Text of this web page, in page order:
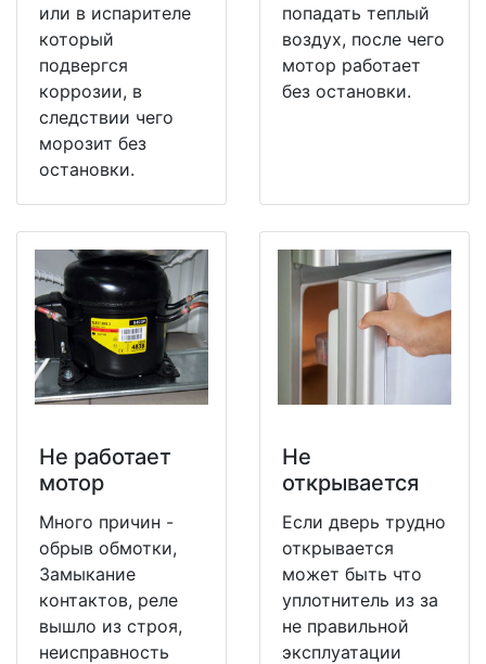
или в испарителе
который
подвергся
коррозии, в
следствии чего
морозит без
остановки.
попадать теплый
воздух, после чего
мотор работает
без остановки.
Не работает
мотор
Много причин -
обрыв обмотки,
Замыкание
контактов, реле
вышло из строя,
неисправность
Не
открывается
Если дверь трудно
открывается
может быть что
уплотнитель из за
не правильной
эксплуатации